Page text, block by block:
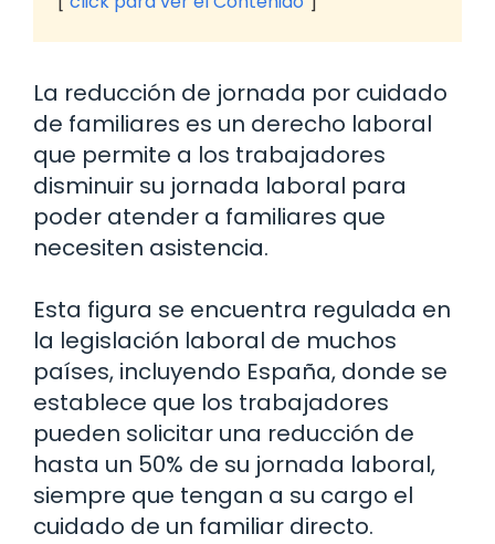
La reducción de jornada por cuidado
de familiares es un derecho laboral
que permite a los trabajadores
disminuir su jornada laboral para
poder atender a familiares que
necesiten asistencia.
Esta figura se encuentra regulada en
la legislación laboral de muchos
países, incluyendo España, donde se
establece que los trabajadores
pueden solicitar una reducción de
hasta un 50% de su jornada laboral,
siempre que tengan a su cargo el
cuidado de un familiar directo.